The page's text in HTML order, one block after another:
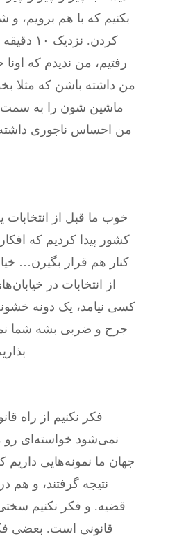
بکنیم که با هم برویم،
کردن.
رفتیم، من ندیدم که
من داشته باشن که مثلا
ماشین شون را به سمت
من احساس ناجوری
خوب ما قبل از
کشور پیدا کردیم که
کنار هم قرار بگیرن…
از انتخابات در
کسی‌ نیامد، یک دونه
جرح و ضربی بشه شما
فکر نکنیم از راه
نمی‌شود خواسته‌ای
جهان ما نمونه‌هایی داریم
نتیجه گرفتند، و هم
قضیه. و فکر نکنیم سختی
قانونی‌ است. بعضی‌